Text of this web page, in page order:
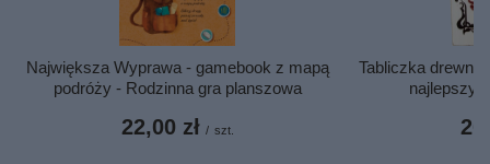
Największa Wyprawa - gamebook z mapą
podróży - Rodzinna gra planszowa
22,00 zł / szt.
Tabliczka
najlepszy